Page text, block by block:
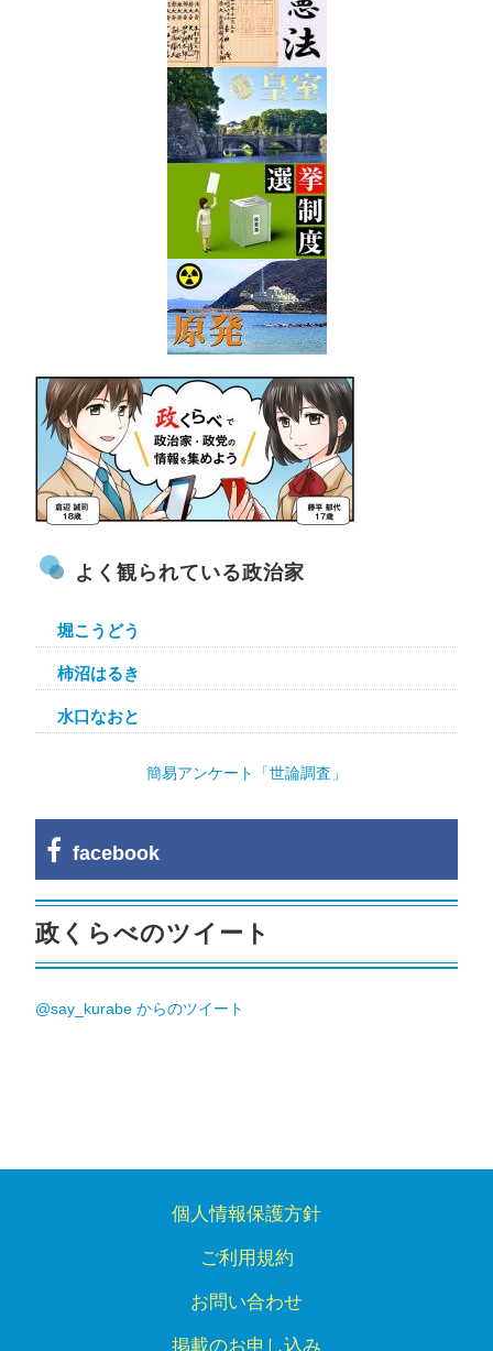
よく観られている政治家
堀こうどう
柿沼はるき
水口なおと
簡易アンケート「世論調査」
facebook
政くらべのツイート
@say_kurabe からのツイート
個人情報保護方針
ご利用規約
お問い合わせ
掲載のお申し込み